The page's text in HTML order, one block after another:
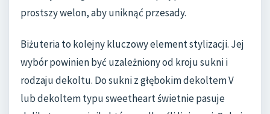
prostszy welon, aby uniknąć przesady.
Biżuteria to kolejny kluczowy element stylizacji. Jej
wybór powinien być uzależniony od kroju sukni i
rodzaju dekoltu. Do sukni z głębokim dekoltem V
lub dekoltem typu sweetheart świetnie pasuje